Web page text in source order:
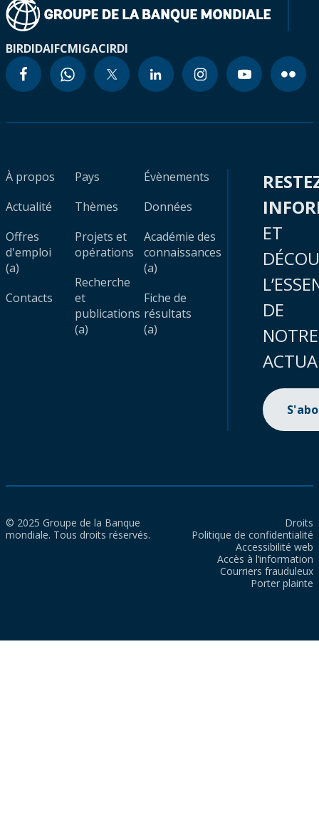
BIRDIDAIFCMIGACIRDI
À propos
Actualité
Offres
d'emploi
(a)
Contacts
Pays
Thèmes
Projets et
opérations
Recherche
et
publications
(a)
Évènements
Données
Académie des
connaissances
(a)
Fiche de
résultats
(a)
ET
DE
NOTRE
© 2025 Groupe de la Banque
mondiale. Tous droits réservés.
Droits
Politique de confidentialité
Accessibilité web
Accès à l’information
Courriers frauduleux
Porter plainte